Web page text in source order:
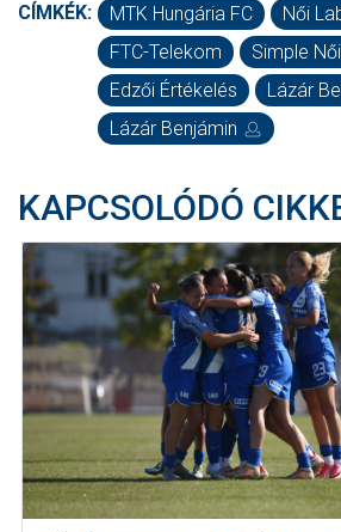
CÍMKÉK: MTK Hungária FC
Női
FTC-Telekom
Simple
Edzői Értékelés
Lázár
Lázár Benjámin
KAPCSOLÓDÓ